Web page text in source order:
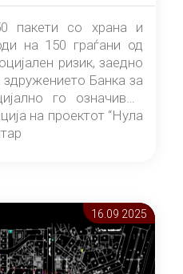
пакети со храна и
на 150 граѓани од
ризик, заедно
Банка за
го означивме
на проектот “Нула
16.09 2025